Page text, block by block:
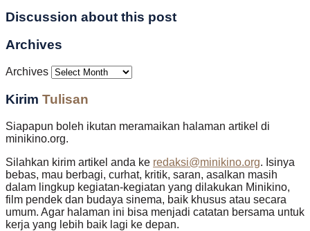
Discussion about this post
Archives
Archives
Kirim Tulisan
Siapapun boleh ikutan meramaikan halaman artikel di
minikino.org.
Silahkan kirim artikel anda ke redaksi@minikino.org. Isinya
bebas, mau berbagi, curhat, kritik, saran, asalkan masih
dalam lingkup kegiatan-kegiatan yang dilakukan Minikino,
film pendek dan budaya sinema, baik khusus atau secara
umum. Agar halaman ini bisa menjadi catatan bersama untuk
kerja yang lebih baik lagi ke depan.